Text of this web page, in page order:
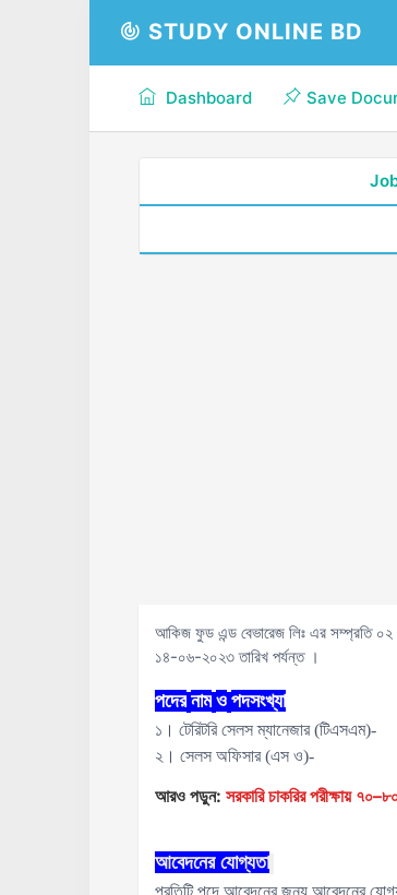
STUDY ONLINE BD
Dashboard Save
আকিজ ফুড এন্ড বেভারেজ লিঃ এর সম্প্রতি ০২
১৪-০৬-২০২৩ তারিখ পর্যন্ত ।
পদের নাম ও পদসংখ্যা
১। টেরিটরি সেলস ম্যানেজার (টিএসএম)-
২। সেলস অফিসার (এস ও)-
আরও পড়ুন: সরকারি চাকরির পরীক্ষায়
আবেদনের যোগ্যতা
প্রতিটি পদে আবেদনের জন্য আবেদনের